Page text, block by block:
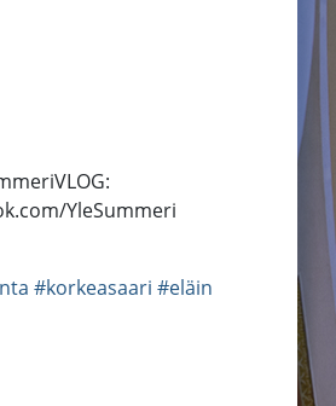
YleSummeri
#korkeasaari #eläin